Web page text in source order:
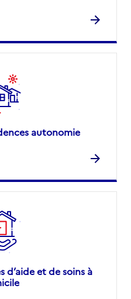
autonomie
d’aide et de soins à